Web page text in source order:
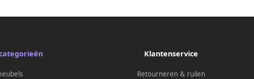
Klantenservice
Retourneren & ruilen